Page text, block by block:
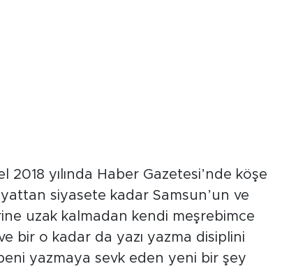
2018 yılında Haber Gazetesi’nde köşe
siyasete kadar Samsun’un ve
uzak kalmadan kendi meşrebimce
bir o kadar da yazı yazma disiplini
yazmaya sevk eden yeni bir şey